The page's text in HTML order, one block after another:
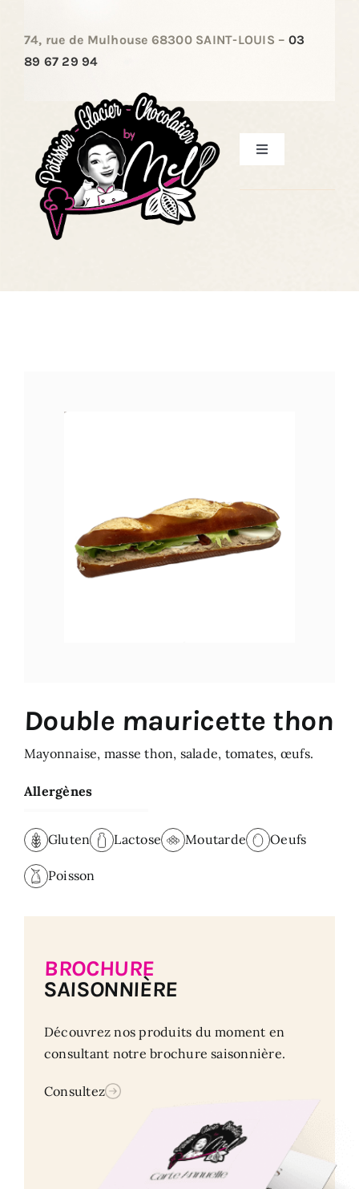
contenu
74, rue de Mulhouse 68300 SAINT-LOUIS – 03
89 67 29 94
Toggle
ACCUEIL
Double mauricette thon
Mayonnaise, masse thon, salade, tomates, œufs.
Allergènes
Gluten Lactose Moutarde Oeufs
Poisson
BROCHURE
SAISONNIÈRE
Découvrez nos produits du moment en
consultant notre brochure saisonnière.
Consultez